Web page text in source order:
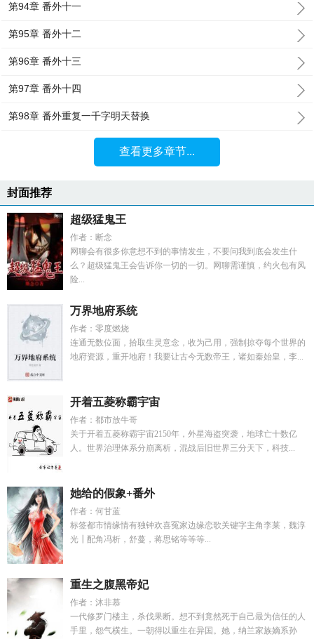
第94章 番外十一
第95章 番外十二
第96章 番外十三
第97章 番外十四
第98章 番外重复一千字明天替换
查看更多章节...
封面推荐
超级猛鬼王
作者：断念
网聊会有很多你意想不到的事情发生，不要问我到底会发生什
么？超级猛鬼王会告诉你一切的一切。网聊需谨慎，约火包有风
险...
万界地府系统
作者：零度燃烧
连通无数位面，拾取生灵意念，收为己用，强制掠夺每个世界的
地府资源，重开地府！我要让古今无数帝王，诸如秦始皇，李...
开着五菱称霸宇宙
作者：都市放牛哥
关于开着五菱称霸宇宙2150年，外星海盗突袭，地球亡十数亿
人。世界治理体系分崩离析，混战后旧世界三分天下，科技...
她给的假象+番外
作者：何甘蓝
标签都市情缘情有独钟欢喜冤家边缘恋歌关键字主角李莱，魏淳
光┃配角冯析，舒蔓，蒋思铭等等等...
重生之腹黑帝妃
作者：沐非慕
一代修罗门楼主，杀伐果断。想不到竟然死于自己最为信任的人
手里，怨气横生。一朝得以重生在异国。她，纳兰家族嫡系孙